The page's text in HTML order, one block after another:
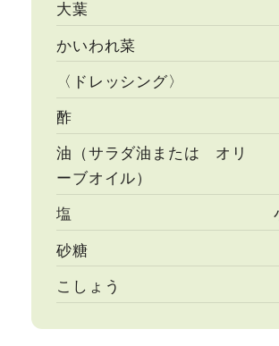
大葉
かいわれ菜
〈ドレッシング〉
酢
油（サラダ油または オリ
ーブオイル）
塩
砂糖
こしょう